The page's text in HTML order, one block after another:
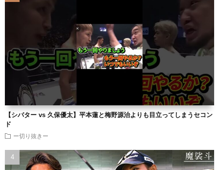
【シバター vs 久保優太】平本蓮と梅野源治よりも目立ってしまうセコン
ド
ー切り抜きー